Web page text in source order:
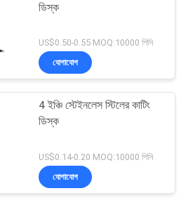
ডিস্ক
US$0.50-0.55 MOQ:10000 পিসি
যোগাযোগ
4 ইঞ্চি স্টেইনলেস স্টিলের কাটিং
ডিস্ক
US$0.14-0.20 MOQ:10000 পিসি
যোগাযোগ